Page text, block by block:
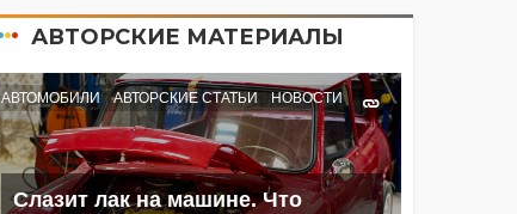
АВТОРСКИЕ МАТЕРИАЛЫ
АВТОМОБИЛИ АВТОРСКИЕ СТАТЬИ НОВОСТИ
Слазит лак на машине. Что